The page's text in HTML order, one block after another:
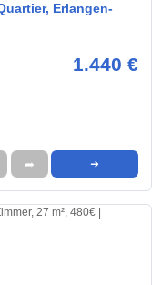
Erlangen-
1.440 €
➦ ➜